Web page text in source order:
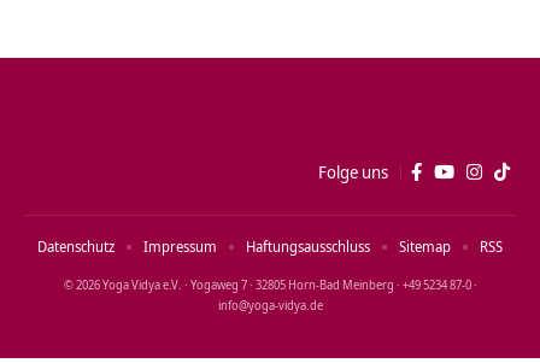
Folge uns
© 2026 Yoga Vidya e.V. · Yogaweg 7 · 32805 Horn‑Bad Meinberg · +49 5234 87‑0 ·
info@yoga‑vidya.de
Datenschutz Impressum Haftungsausschluss Sitemap RSS